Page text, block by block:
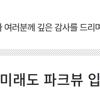
여러분께 깊은 감사를 드
래도 파크뷰